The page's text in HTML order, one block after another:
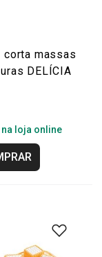
corta massas
DELÍCIA
loja online